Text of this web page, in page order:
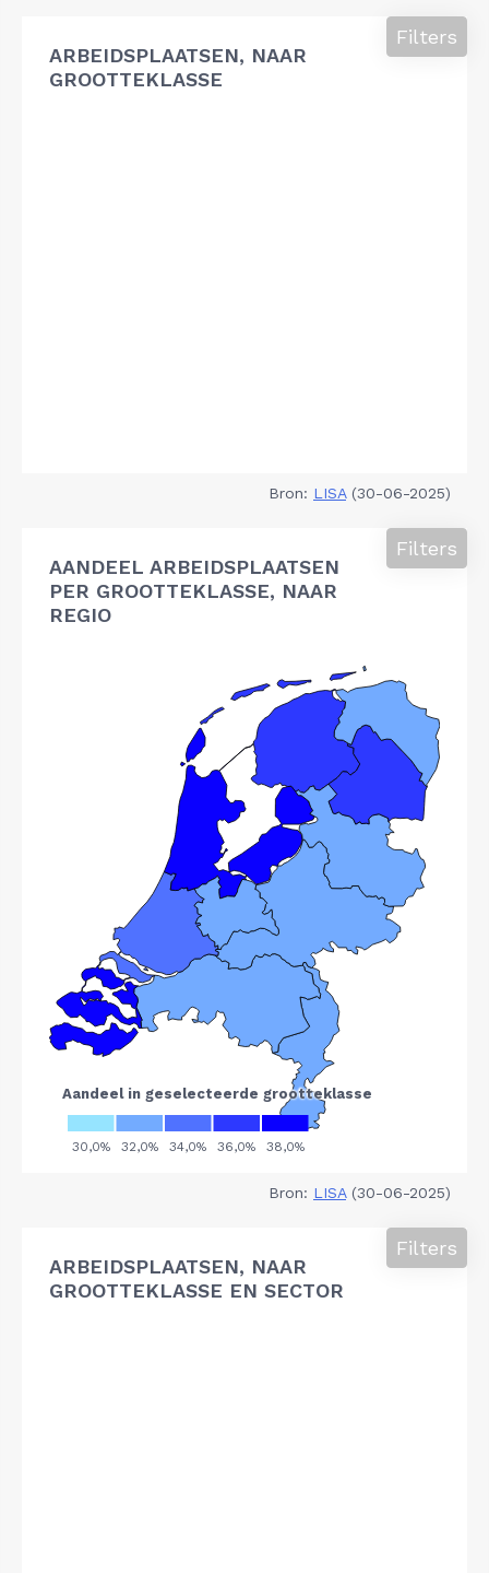
ARBEIDSPLAATSEN, NAAR
GROOTTEKLASSE
Filters
Bron: LISA(30-06-2025)
AANDEEL ARBEIDSPLAATSEN
PER GROOTTEKLASSE, NAAR
REGIO
Filters
Bron: LISA(30-06-2025)
ARBEIDSPLAATSEN, NAAR
GROOTTEKLASSE EN SECTOR
Filters